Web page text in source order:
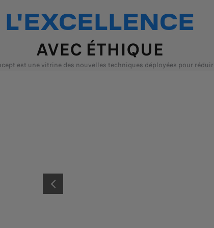
L'EXCELLENCE
AVEC ÉTHIQUE
est une vitrine des nouvelles techniques déployées pour
PRÉCÉDENT
sans fil, ultra rapide, la batterie recharge